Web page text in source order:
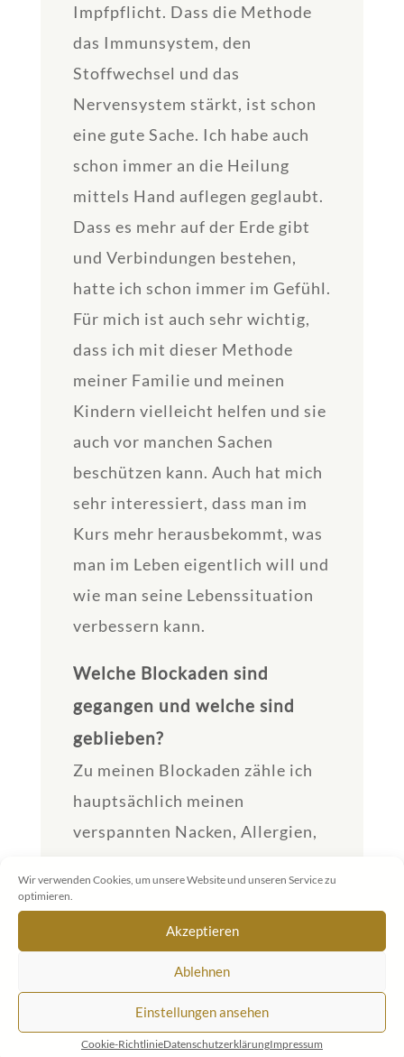
Wir verwenden Cookies, um unsere Website und unseren Service zu
optimieren.
Akzeptieren
Ablehnen
Einstellungen ansehen
Cookie-RichtlinieDatenschutzerklärungImpressum
Impfpflicht. Dass die Methode
das Immunsystem, den
Stoffwechsel und das
Nervensystem stärkt, ist schon
eine gute Sache. Ich habe auch
schon immer an die Heilung
mittels Hand auflegen geglaubt.
Dass es mehr auf der Erde gibt
und Verbindungen bestehen,
hatte ich schon immer im Gefühl.
Für mich ist auch sehr wichtig,
dass ich mit dieser Methode
meiner Familie und meinen
Kindern vielleicht helfen und sie
auch vor manchen Sachen
beschützen kann. Auch hat mich
sehr interessiert, dass man im
Kurs mehr herausbekommt, was
man im Leben eigentlich will und
wie man seine Lebenssituation
verbessern kann.
Welche Blockaden sind
gegangen und welche sind
geblieben?
Zu meinen Blockaden zähle ich
hauptsächlich meinen
verspannten Nacken, Allergien,
war und auch lange da oben
sitzen blieb. Meinem Nacken
es wird auch immer besser. Auch
die Allergien sind weniger